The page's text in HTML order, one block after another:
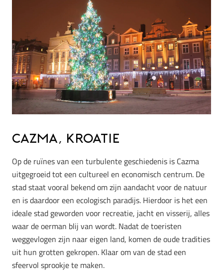
Cazma, Kroatie
Op de ruïnes van een turbulente geschiedenis is Cazma
uitgegroeid tot een cultureel en economisch centrum. De
stad staat vooral bekend om zijn aandacht voor de natuur
en is daardoor een ecologisch paradijs. Hierdoor is het een
ideale stad geworden voor recreatie, jacht en visserij, alles
waar de oerman blij van wordt. Nadat de toeristen
weggevlogen zijn naar eigen land, komen de oude tradities
uit hun grotten gekropen. Klaar om van de stad een
sfeervol sprookje te maken.